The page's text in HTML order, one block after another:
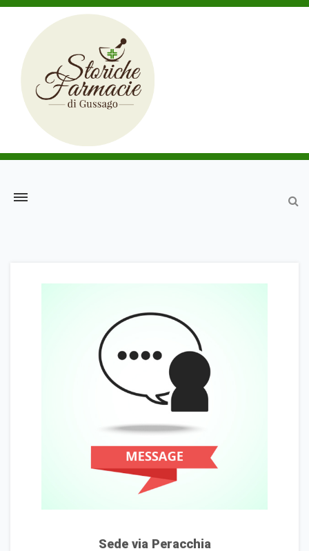
Sede via Peracchia